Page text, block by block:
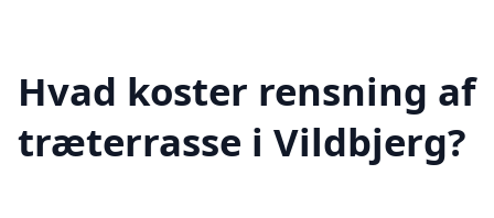
Hvad koster rensning af
træterrasse i Vildbjerg?